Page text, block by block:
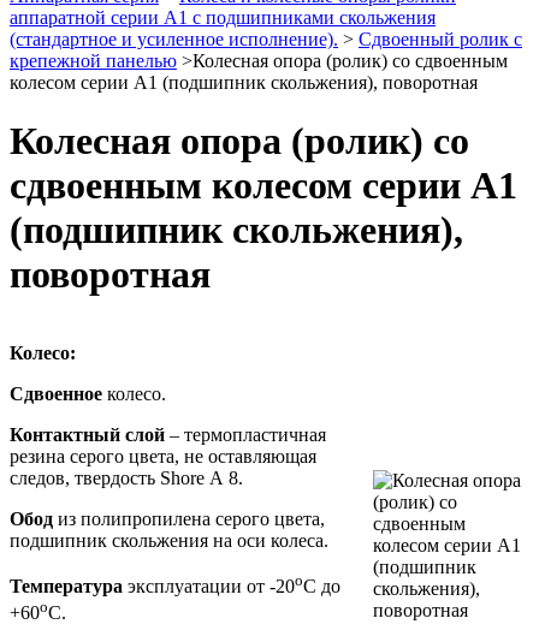
аппаратной серии А1 с подшипниками скольжения
(стандартное и усиленное исполнение). > Сдвоенный ролик с
крепежной панелью >Колесная опора (ролик) со сдвоенным
колесом серии А1 (подшипник скольжения), поворотная
Колесная опора (ролик) со
сдвоенным колесом серии А1
(подшипник скольжения),
поворотная
Колесо:
Сдвоенное колесо.
Контактный слой – термопластичная
резина серого цвета, не оставляющая
следов, твердость Shore А 8.
Обод из полипропилена серого цвета,
подшипник скольжения на оси колеса.
Температура эксплуатации от -20oС до
+60oС.